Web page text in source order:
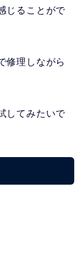
じることがで
修理しながら
してみたいで